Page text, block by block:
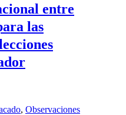
entre
las
, Observaciones